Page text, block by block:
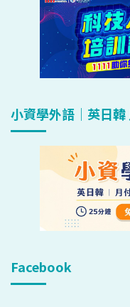
小資學外語｜英日
Facebook